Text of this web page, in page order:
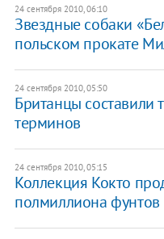
24 сентября 2010, 06:10
Звездные собаки
польском прокате
24 сентября 2010, 05:50
Британцы составили
терминов
24 сентября 2010, 05:15
Коллекция Кокто
полмиллиона фунтов